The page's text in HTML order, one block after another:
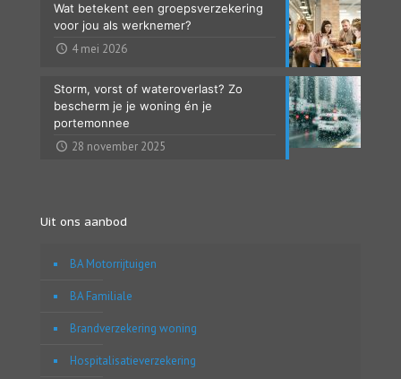
Wat betekent een groepsverzekering
voor jou als werknemer?
4 mei 2026
Storm, vorst of wateroverlast? Zo
bescherm je je woning én je
portemonnee
28 november 2025
Uit ons aanbod
BA Motorrijtuigen
BA Familiale
Brandverzekering woning
Hospitalisatieverzekering